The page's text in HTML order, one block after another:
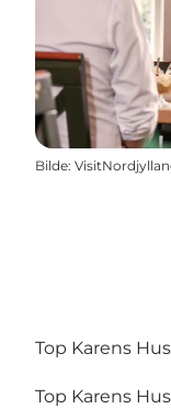
Bilde:
Top Karens Hus
Top Karens